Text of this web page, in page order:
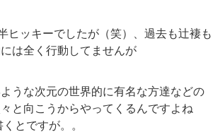
ヒッキーでしたが（笑）、過去も辻褄も
は全く行動してませんが
うな次元の世界的に有名な方達などの
と向こうからやってくるんですよね
とですが。。